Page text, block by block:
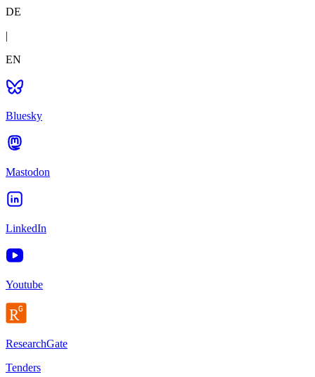
DE
|
EN
Bluesky
Mastodon
LinkedIn
Youtube
ResearchGate
Tenders